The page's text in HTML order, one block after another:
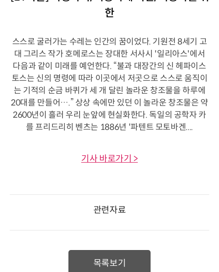
한
스스로 굴러가는 수레는 인간의 꿈이었다. 기원전 8세기 고
대 그리스 작가 호메로스는 장대한 서사시 '일리아스'에서
다음과 같이 미래를 예언한다. “불과 대장간의 신 헤파이스
토스는 신의 명령에 따라 이곳에서 저곳으로 스스로 움직이
는 기적의 순금 바퀴가 세 개 달린 놀라운 창조물을 하루에
20대를 만들어….” 상상 속에만 있던 이 놀라운 창조물은 약
2600년이 흘러 우리 눈앞에 현실화한다. 독일의 공학자 카
를 프리드리히 벤츠는 1886년 '파텐트 모토바겐....
기사 바로가기 >
관련자료
목록보기